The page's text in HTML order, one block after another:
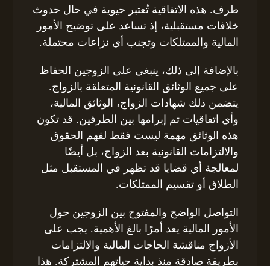
طرف. هذه الاتفاقية تُعتبر حيوية في حال حدوث
خلافات مستقبلية، إذ تساعد على توضيح الأمور
المالية والممتلكات وتجنب أي نزاعات محتملة.
بالإضافة إلى ذلك، ينبغي على الزوجين الحفاظ
على جميع الوثائق القانونية المتعلقة بالزواج.
يتضمن ذلك شهادات الزواج، الوثائق المالية،
وأي اتفاقيات تم إبرامها بين الطرفين. قد تكون
هذه الوثائق مهمة ليست فقط لفهم الحقوق
والالتزامات القانونية بعد الزواج، بل أيضًا
لمعالجة أي قضايا قد تظهر في المستقبل مثل
الطلاق أو تقسيم الممتلكات.
التواصل الواضح والمفتوح بين الزوجين حول
الأمور المالية يعد أمرًا بالغ الأهمية. يجب على
الأزواج مناقشة الحاجات المالية والالتزامات
بطريقة صادقة منذ بداية حياتهم المشتركة. هذا